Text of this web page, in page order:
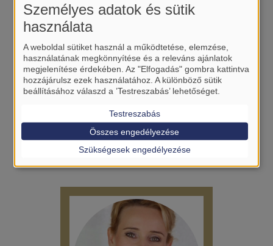
Lőrincz-Molnár Tímea
Személyes adatok és sütik
használata
A weboldal sütiket használ a működtetése, elemzése,
használatának megkönnyítése és a releváns ajánlatok
megjelenítése érdekében. Az "Elfogadás" gombra kattintva
hozzájárulsz ezek használatához. A különböző sütik
beállításához válaszd a ’Testreszabás’ lehetőséget.
Testreszabás
Szükségesek engedélyezése
Összes engedélyezése